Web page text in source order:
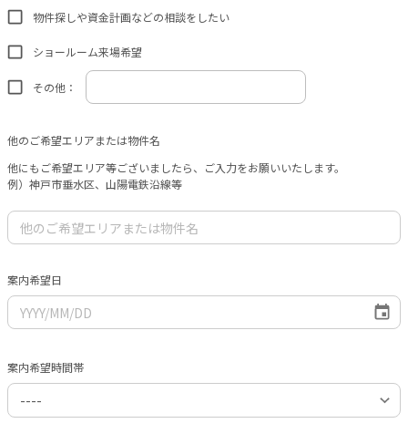
物件探しや資金計画などの相談をしたい
ショールーム来場希望
その他：
他のご希望エリアまたは物件名
他にもご希望エリア等ございましたら、ご入力をお願いいたします。
例）神戸市垂水区、山陽電鉄沿線等
案内希望日
案内希望時間帯